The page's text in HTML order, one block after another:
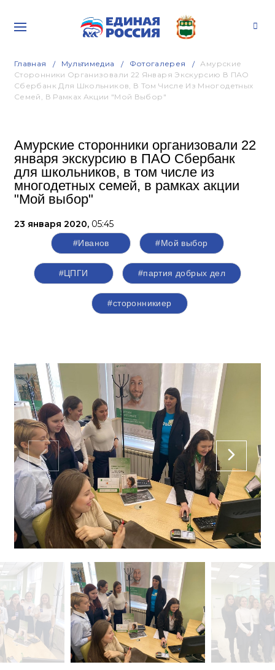
Главная Мультимедиа Фотогалерея
Амурские
Сторонники Организовали 22 Января Экскурсию В ПАО
Сбербанк Для Школьников, В Том Числе Из Многодетных
Семей, В Рамках Акции "Мой Выбор"
Амурские сторонники организовали 22
января экскурсию в ПАО Сбербанк
для школьников, в том числе из
многодетных семей, в рамках акции
"Мой выбор"
23 января 2020, 05:45
#Иванов #Мой выбор
#ЦПГИ #партия добрых дел
#сторонникиер